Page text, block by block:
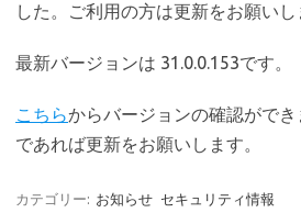
した。ご利用の方は更新をお願いし
最新バージョンは 31.0.0.153です。
こちらからバージョンの確認がで
であれば更新をお願いします。
カテゴリー: お知らせ セキュリティ情報